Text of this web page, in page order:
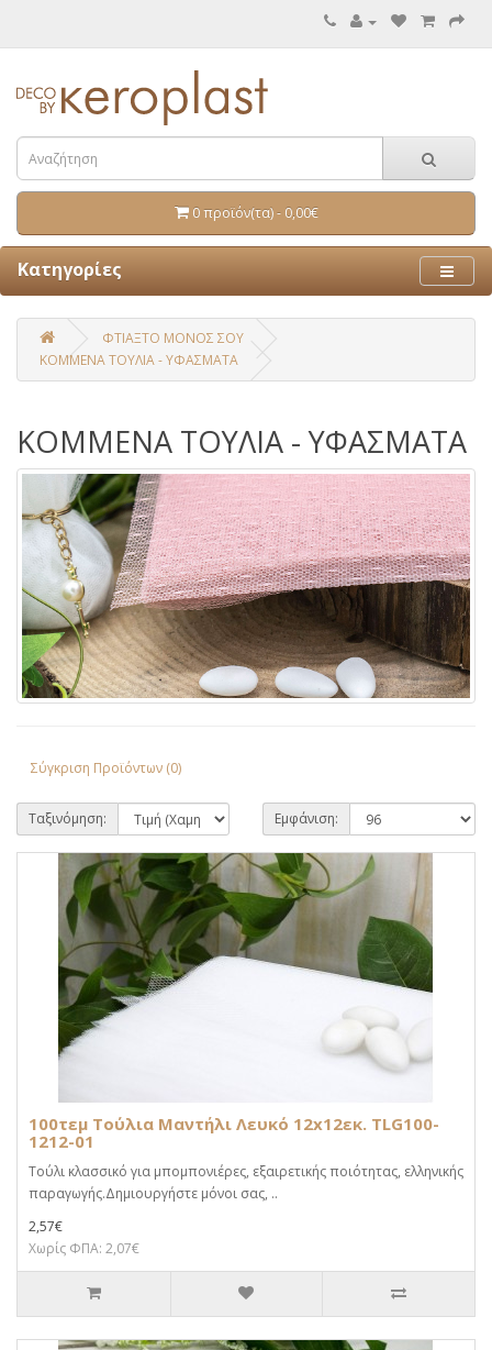
0 προϊόν(τα) - 0,00€
Κατηγορίες
ΦΤΙΑΞΤΟ ΜΟΝΟΣ ΣΟΥ
ΚΟΜΜΕΝΑ ΤΟΥΛΙΑ - ΥΦΑΣΜΑΤΑ
ΚΟΜΜΕΝΑ ΤΟΥΛΙΑ - ΥΦΑΣΜΑΤΑ
Σύγκριση Προϊόντων (0)
Ταξινόμηση: Εμφάνιση:
100τεμ Τούλια Μαντήλι Λευκό 12x12εκ. TLG100-
1212-01
Τούλι κλασσικό για μπομπονιέρες, εξαιρετικής ποιότητας, ελληνικής
παραγωγής.Δημιουργήστε μόνοι σας, ..
2,57€
Χωρίς ΦΠΑ: 2,07€